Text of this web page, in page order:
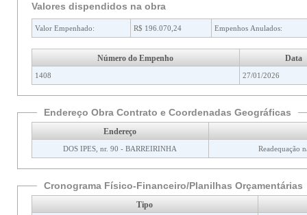
Valores dispendidos na obra
Valor Empenhado: R$ 196.070,24 Empenhos Anulados:
Número do Empenho Data
1408 27/01/2026
Endereço Obra Contrato e Coordenadas Geográficas
Endereço
DOS IPES, nr. 90 - BARREIRINHA Readequação
Cronograma Físico-Financeiro/Planilhas Orçamentárias
Tipo